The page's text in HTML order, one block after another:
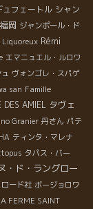
ュフェートル シャン
福岡 ジャンポール・ド
Liquoreux Rémi
エマニュエル・ルロワ
ヴォンゴレ・スパゲ
san Famille
DES AMIEL タヴェ
Granier 丹さん パテ
ティンタ・マレナ
タパス・バー
・ド・ラングロー
ード社 ボージョロワ
FERME SAINT